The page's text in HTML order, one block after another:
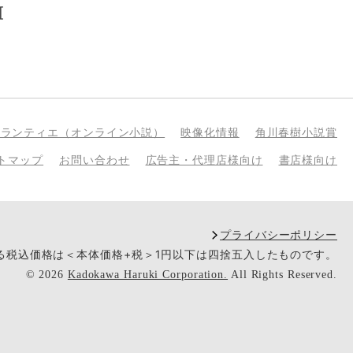
ンティエ（オンライン小説） 映像化情報 角川春樹小説賞
マップ お問い合わせ 広告主・代理店様向け 書店様向け
プライバシーポリシー
込価格は＜本体価格+税＞1円以下は四捨五入したものです。
© 2026 Kadokawa Haruki Corporation. All Rights Reserved.